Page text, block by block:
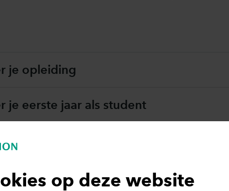
op deze website
je opleiding
je eerste jaar als student
de ambitieuze student
je studentenleven